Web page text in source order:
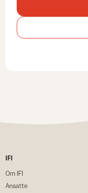
IFI
Om IFI
Ansatte